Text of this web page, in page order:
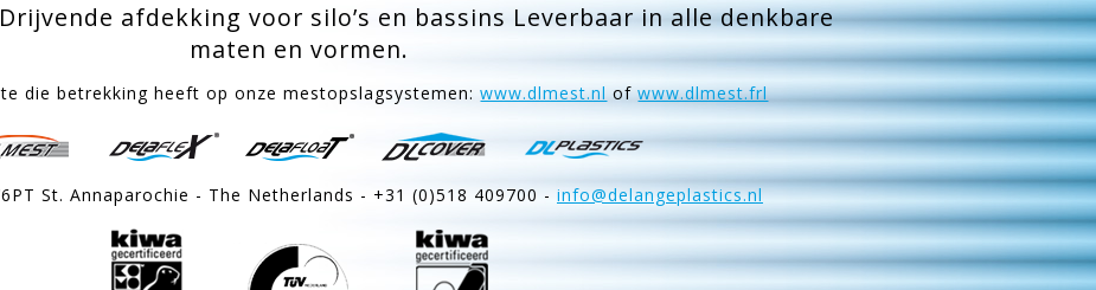
Drijvende afdekking voor silo’s en bassins Leverbaar in alle denkbare
maten en vormen.
die betrekking heeft op onze mestopslagsystemen:www.dlmest.nlofwww.dlmest.frl
St. Annaparochie - The Netherlands - +31 (0)518 409700 - info@delangeplastics.nl